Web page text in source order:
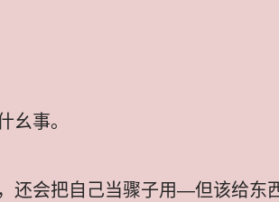
幺事。
还会把自己当骤子用—但该给东